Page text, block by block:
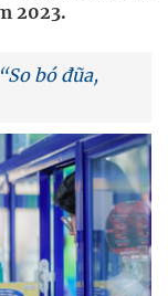
2023.
bó đũa,